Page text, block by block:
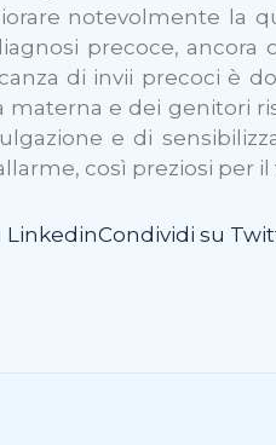
notevolmente la
precoce,
di invii precoci è
e dei genitori
e di
così preziosi per
LinkedinCondividi su